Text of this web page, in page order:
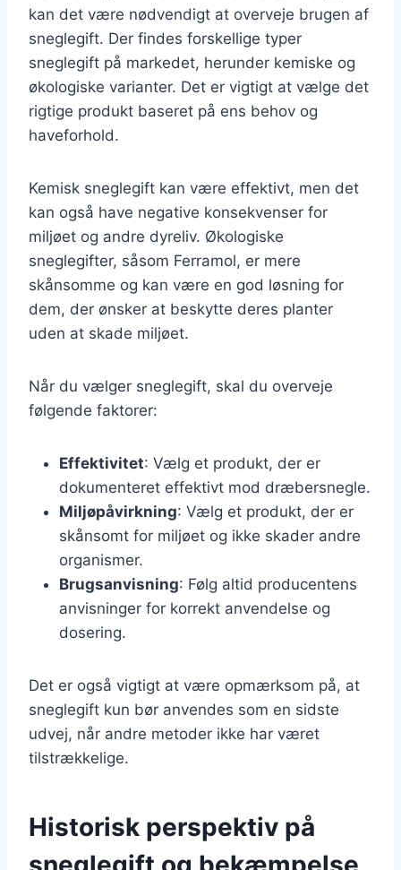
kan det være nødvendigt at overveje brugen af
sneglegift. Der findes forskellige typer
sneglegift på markedet, herunder kemiske og
økologiske varianter. Det er vigtigt at vælge det
rigtige produkt baseret på ens behov og
haveforhold.
Kemisk sneglegift kan være effektivt, men det
kan også have negative konsekvenser for
miljøet og andre dyreliv. Økologiske
sneglegifter, såsom Ferramol, er mere
skånsomme og kan være en god løsning for
dem, der ønsker at beskytte deres planter
uden at skade miljøet.
Når du vælger sneglegift, skal du overveje
følgende faktorer:
Effektivitet: Vælg et produkt, der er
dokumenteret effektivt mod dræbersnegle.
Miljøpåvirkning: Vælg et produkt, der er
skånsomt for miljøet og ikke skader andre
organismer.
Brugsanvisning: Følg altid producentens
anvisninger for korrekt anvendelse og
dosering.
Det er også vigtigt at være opmærksom på, at
sneglegift kun bør anvendes som en sidste
udvej, når andre metoder ikke har været
tilstrækkelige.
Historisk perspektiv på